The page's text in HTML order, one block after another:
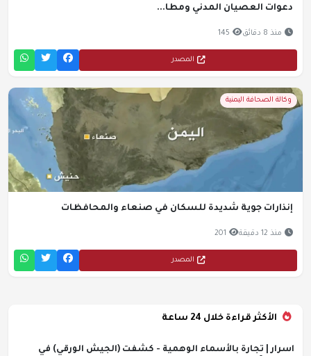
دعوات العصيان المدني ومطا...
منذ 8 دقائق 145
المصدر
وكالة الصحافة اليمنية
إنذارات جوية شديدة للسكان في صنعاء والمحافظات
منذ 12 دقيقة 201
المصدر
الأكثر قراءة خلال 24 ساعة
اسرار | تجارة بالأسماء الوهمية - كشفت (الجيش الورقي) في